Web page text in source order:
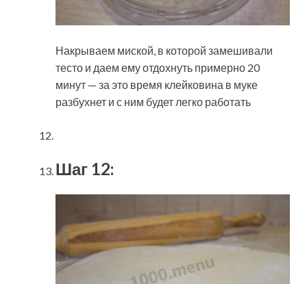
Накрываем миской, в которой замешивали
тесто и даем ему отдохнуть примерно 20
минут — за это время клейковина в муке
разбухнет и с ним будет легко работать
Шаг 12: